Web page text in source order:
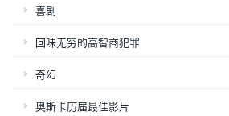
喜剧
回味无穷的高智商犯罪
奇幻
奥斯卡历届最佳影片